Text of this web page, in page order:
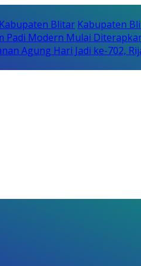
Blitar Kabupaten
Padi Modern Mulai
Agung Hari Jadi ke-702,